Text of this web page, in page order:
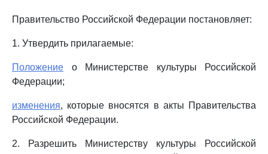
Правительство Российской Федерации постановляет:
1. Утвердить прилагаемые:
Положение о Министерстве культуры Российской
Федерации;
изменения, которые вносятся в акты Правительства
Российской Федерации.
2. Разрешить Министерству культуры Российской